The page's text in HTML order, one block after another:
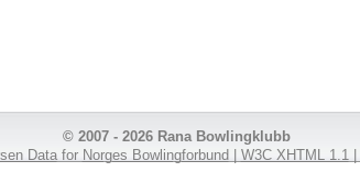
© 2007 - 2026 Rana Bowlingklubb
Datafor Norges Bowlingforbund| W3C XHTML 1.1 |